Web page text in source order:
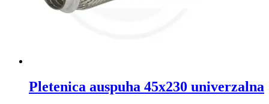
Pletenica auspuha 45x230 univerzalna